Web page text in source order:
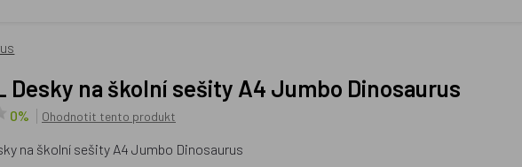
Desky na školní sešity A4 Jumbo Dinosaurus
0% Ohodnotit tento produkt
na školní sešity A4 Jumbo Dinosaurus